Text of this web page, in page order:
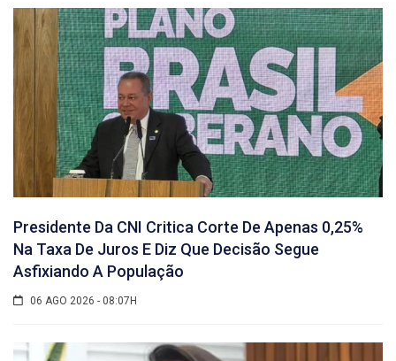
Presidente Da CNI Critica Corte De Apenas 0,25%
Na Taxa De Juros E Diz Que Decisão Segue
Asfixiando A População
06 AGO 2026 - 08:07H